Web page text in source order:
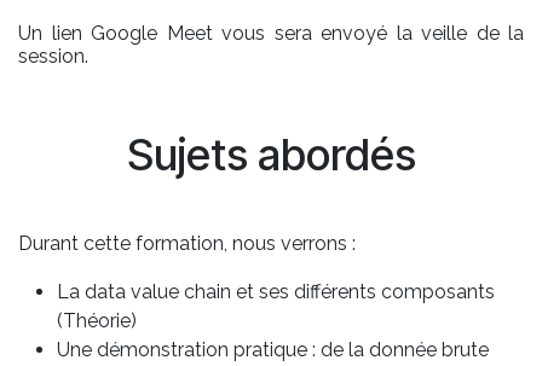
Un lien Google Meet vous sera envoyé la veille de la
session.
Sujets abordés
Durant cette formation, nous verrons :
La data value chain et ses différents composants
(Théorie)
Une démonstration pratique : de la donnée brute